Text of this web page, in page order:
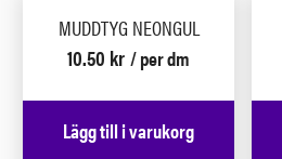
MUDDTYG NEONGUL
10.50 kr / per dm
Lägg till i varukorg